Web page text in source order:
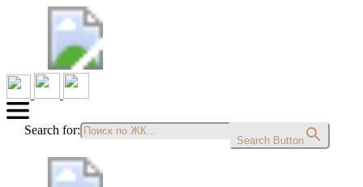
Search for:
Search Button